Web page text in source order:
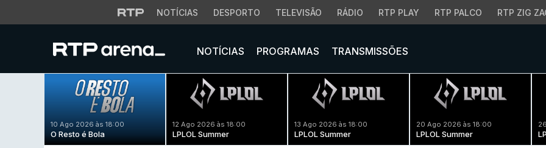
NOTÍCIAS DESPORTO TELEVISÃO RÁDIO RTP PLAY RTP PALCO RTP ZIG
NOTÍCIAS PROGRAMAS TRANSMISSÕES
10 Ago 2026 às 18:00
O Resto é Bola
12 Ago 2026 às 18:00
LPLOL Summer
13 Ago 2026 às 18:00
LPLOL Summer
20 Ago 2026 às 18:00
LPLOL Summer